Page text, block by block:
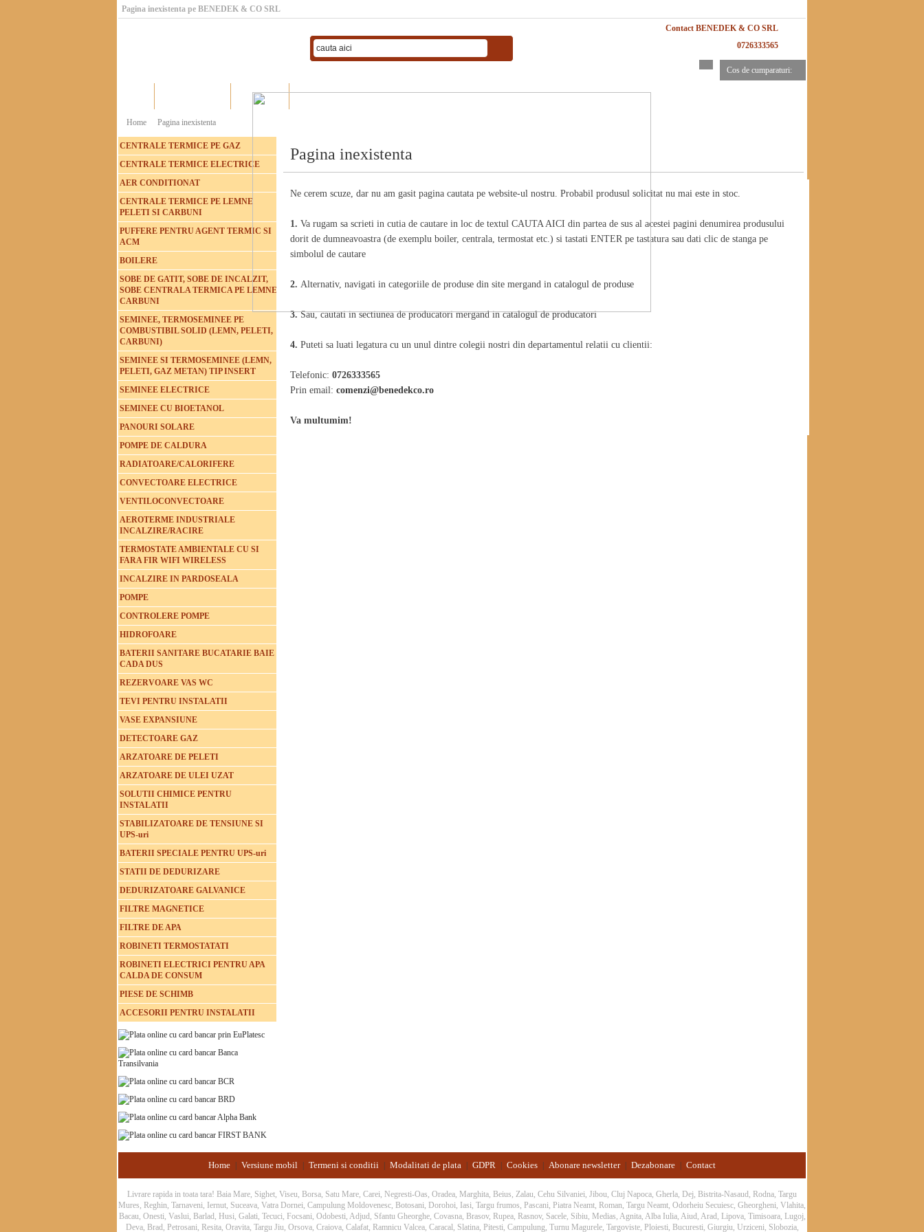
Pagina inexistenta pe BENEDEK & CO SRL
Contact BENEDEK & CO SRL
0726333565
Cos de cumparaturi:
Producatori
Home Pagina inexistenta
CENTRALE TERMICE PE GAZ
CENTRALE TERMICE ELECTRICE
AER CONDITIONAT
CENTRALE TERMICE PE LEMNE
PELETI SI CARBUNI
PUFFERE PENTRU AGENT TERMIC SI
ACM
BOILERE
SOBE DE GATIT, SOBE DE INCALZIT,
SOBE CENTRALA TERMICA PE LEMNE
CARBUNI
SEMINEE, TERMOSEMINEE PE
COMBUSTIBIL SOLID (LEMN, PELETI,
CARBUNI)
SEMINEE SI TERMOSEMINEE (LEMN,
PELETI, GAZ METAN) TIP INSERT
SEMINEE ELECTRICE
SEMINEE CU BIOETANOL
PANOURI SOLARE
POMPE DE CALDURA
RADIATOARE/CALORIFERE
CONVECTOARE ELECTRICE
VENTILOCONVECTOARE
AEROTERME INDUSTRIALE
INCALZIRE/RACIRE
TERMOSTATE AMBIENTALE CU SI
FARA FIR WIFI WIRELESS
INCALZIRE IN PARDOSEALA
POMPE
CONTROLERE POMPE
HIDROFOARE
BATERII SANITARE BUCATARIE BAIE
CADA DUS
REZERVOARE VAS WC
TEVI PENTRU INSTALATII
VASE EXPANSIUNE
DETECTOARE GAZ
ARZATOARE DE PELETI
ARZATOARE DE ULEI UZAT
SOLUTII CHIMICE PENTRU
INSTALATII
STABILIZATOARE DE TENSIUNE SI
UPS-uri
BATERII SPECIALE PENTRU UPS-uri
STATII DE DEDURIZARE
DEDURIZATOARE GALVANICE
FILTRE MAGNETICE
FILTRE DE APA
ROBINETI TERMOSTATATI
ROBINETI ELECTRICI PENTRU APA
CALDA DE CONSUM
PIESE DE SCHIMB
ACCESORII PENTRU INSTALATII
Pagina inexistenta
Ne cerem scuze, dar nu am gasit pagina cautata pe website-ul nostru. Probabil produsul solicitat nu mai este in stoc.
1. Va rugam sa scrieti in cutia de cautare in loc de textul CAUTA AICI din partea de sus al acestei pagini denumirea produsului
dorit de dumneavoastra (de exemplu boiler, centrala, termostat etc.) si tastati ENTER pe tastatura sau dati clic de stanga pe
simbolul de cautare
2. Alternativ, navigati in categoriile de produse din site mergand in catalogul de produse
3.Sau, cautati in sectiunea de producatori mergand incatalogul de producatori
4. Puteti sa luati legatura cu un unul dintre colegii nostri din departamentul relatii cu clientii:
Telefonic: 0726333565
Prin email: comenzi@benedekco.ro
Va multumim!
Home Versiune mobil Termeni si conditii Modalitati de plata GDPR Cookies Abonare newsletter Dezabonare Contact
Livrare rapida in toata tara! Baia Mare, Sighet, Viseu, Borsa, Satu Mare, Carei, Negresti-Oas, Oradea, Marghita, Beius, Zalau, Cehu Silvaniei, Jibou, Cluj Napoca, Gherla, Dej, Bistrita-Nasaud, Rodna, Targu
Mures, Reghin, Tarnaveni, Iernut, Suceava, Vatra Dornei, Campulung Moldovenesc, Botosani, Dorohoi, Iasi, Targu frumos, Pascani, Piatra Neamt, Roman, Targu Neamt, Odorheiu Secuiesc, Gheorgheni, Vlahita,
Bacau, Onesti, Vaslui, Barlad, Husi, Galati, Tecuci, Focsani, Odobesti, Adjud, Sfantu Gheorghe, Covasna, Brasov, Rupea, Rasnov, Sacele, Sibiu, Medias, Agnita, Alba Iulia, Aiud, Arad, Lipova, Timisoara, Lugoj,
Deva, Brad, Petrosani, Resita, Oravita, Targu Jiu, Orsova, Craiova, Calafat, Ramnicu Valcea, Caracal, Slatina, Pitesti, Campulung, Turnu Magurele, Targoviste, Ploiesti, Bucuresti, Giurgiu, Urziceni, Slobozia,